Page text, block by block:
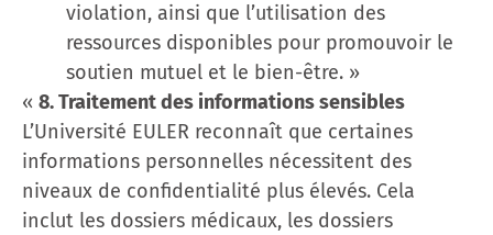
violation, ainsi que l’utilisation des
ressources disponibles pour promouvoir le
soutien mutuel et le bien-être. »
« 8. Traitement des informations sensibles
L’Université EULER reconnaît que certaines
informations personnelles nécessitent des
niveaux de confidentialité plus élevés. Cela
inclut les dossiers médicaux, les dossiers